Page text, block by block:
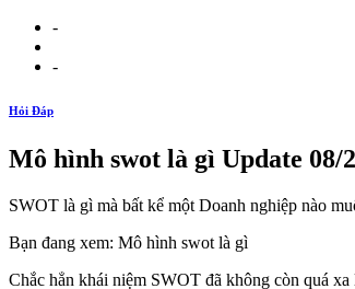
-
-
Hỏi Đáp
Mô hình swot là gì Update 08/
SWOT là gì mà bất kể một Doanh nghiệp nào
Bạn đang xem: Mô hình swot là gì
Chắc hẳn khái niệm SWOT đã không còn quá